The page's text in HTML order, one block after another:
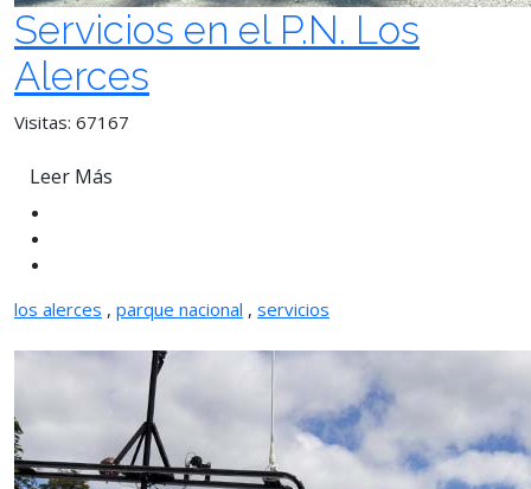
Servicios en el P.N. Los
Alerces
Visitas: 67167
Leer Más
los alerces , parque nacional , servicios